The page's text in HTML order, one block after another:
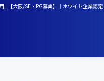
| 【大阪/SE・PG募集】｜ホワイト企業